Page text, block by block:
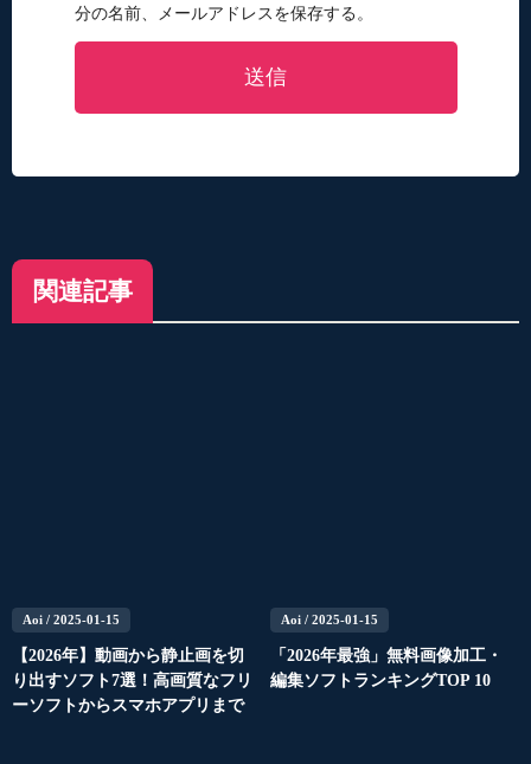
分の名前、メールアドレスを保存する。
送信
関連記事
Aoi / 2025-01-15
【2026年】動画から静止画を切
り出すソフト7選！高画質なフリ
ーソフトからスマホアプリまで
Aoi/ 2025-01-15
「2026年最強」無料画像加工・
編集ソフトランキングTOP 10